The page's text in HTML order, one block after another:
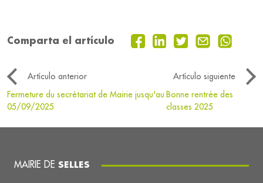
Comparta el artículo
Artículo anterior
Artículo siguiente
Fermeture du secrétariat de Mairie jusqu'au
05/09/2025
Bonne rentrée des
classes 2025
MAIRIE DE SELLES